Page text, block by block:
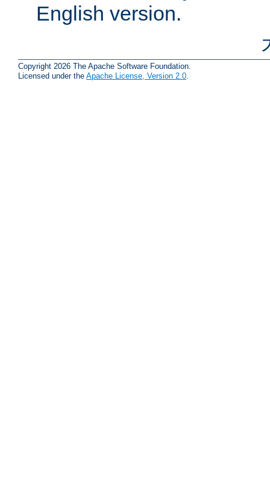
English version.
Copyright 2026 The Apache Software Foundation.
Licensed under the Apache License, Version 2.0